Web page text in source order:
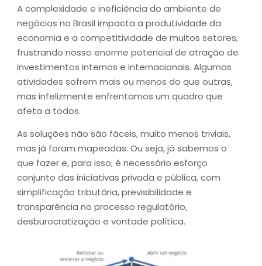
A complexidade e ineficiência do ambiente de
negócios no Brasil impacta a produtividade da
economia e a competitividade de muitos setores,
frustrando nosso enorme potencial de atração de
investimentos internos e internacionais. Algumas
atividades sofrem mais ou menos do que outras,
mas infelizmente enfrentamos um quadro que
afeta a todos.
As soluções não são fáceis, muito menos triviais,
mas já foram mapeadas. Ou seja, já sabemos o
que fazer e, para isso, é necessário esforço
conjunto das iniciativas privada e pública, com
simplificação tributária, previsibilidade e
transparência no processo regulatório,
desburocratização e vontade política.